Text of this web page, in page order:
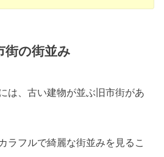
街の街並み
は、古い建物が並ぶ旧市街があ
カラフルで綺麗な街並みを見るこ